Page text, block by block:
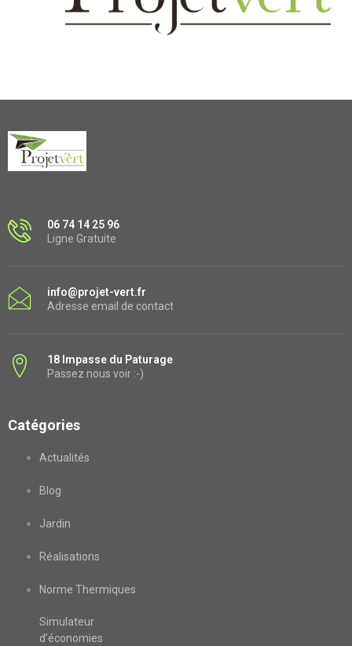
06 74 14 25 96
Ligne Gratuite
info@projet-vert.fr
Adresse email de contact
18 Impasse du Paturage
Passez nous voir :-)
Catégories
Actualités
Blog
Jardin
Réalisations
Norme Thermiques
Simulateur
d’économies